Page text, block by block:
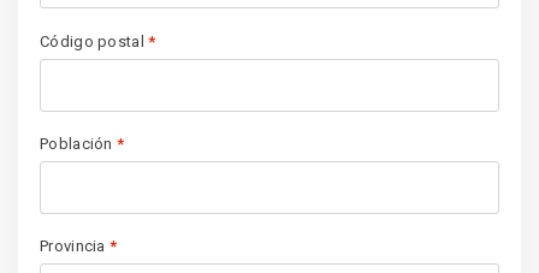
Código postal *
Población *
Provincia *